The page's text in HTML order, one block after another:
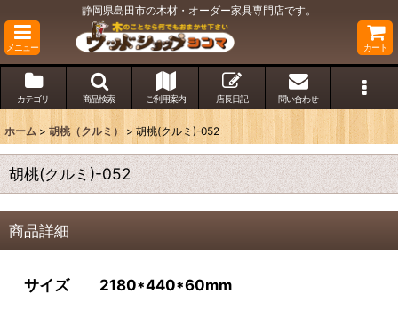
静岡県島田市の木材・オーダー家具専門店です。
メニュー カート
カテゴリ 商品検索 ご利用案内 店長日記 問い合わせ
ホーム > 胡桃（クルミ） > 胡桃(クルミ)-052
胡桃(クルミ)-052
商品詳細
サイズ 2180*440*60mm